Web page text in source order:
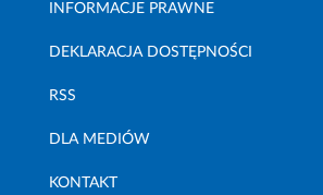
INFORMACJE PRAWNE
DEKLARACJA DOSTĘPNOŚCI
RSS
DLA MEDIÓW
KONTAKT